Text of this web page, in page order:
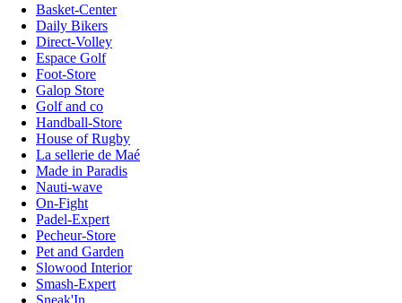
Basket-Center
Daily Bikers
Direct-Volley
Espace Golf
Foot-Store
Galop Store
Golf and co
Handball-Store
House of Rugby
La sellerie de Maé
Made in Paradis
Nauti-wave
On-Fight
Padel-Expert
Pecheur-Store
Pet and Garden
Slowood Interior
Smash-Expert
Sneak'In